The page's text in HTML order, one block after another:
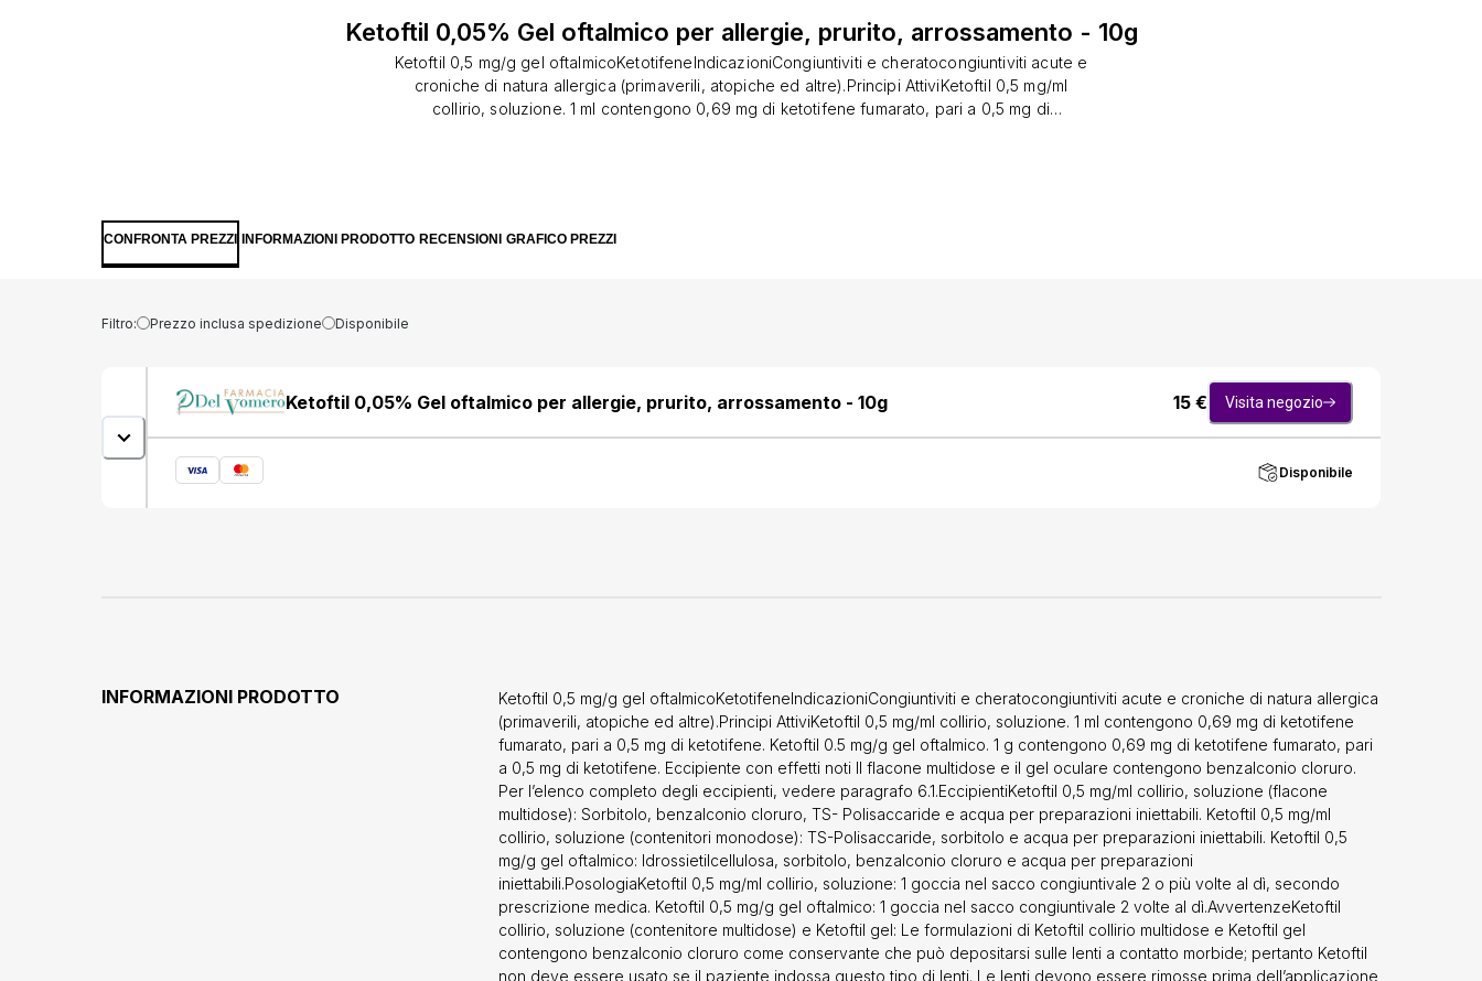
Ketoftil 0,05% Gel oftalmico per allergie, prurito, arrossamento - 10g
Ketoftil 0,5 mg/g gel oftalmicoKetotifeneIndicazioniCongiuntiviti e cheratocongiuntiviti acute e
croniche di natura allergica (primaverili, atopiche ed altre).Principi AttiviKetoftil 0,5 mg/ml
collirio, soluzione. 1 ml contengono 0,69 mg di ketotifene fumarato, pari a 0,5 mg di
soluzione (contenitori monodose): TS-Polisaccaride, sorbitolo e acqua per preparazioni
sacco congiuntivale 2 o più volte al dì, secondo prescrizione medica. Ketoftil 0,5 mg/g gel
morbide; pertanto Ketoftil non deve essere usato se il paziente indossa questo tipo di lenti.
Le lenti devono essere rimosse prima dell’applicazione ed è necessario attendere 15 minuti
reazioni avverse provenienti da studi clinici (tabella 1) sono elencate in base alla
classificazione MedDRA per sistemi e organi. All’interno di ogni classe per sistemi e organi, le
reazioni avverse sono riportate in ordine di frequenza, con le reazioni più frequenti per
prime. All’interno di ogni gruppo di frequenza, le reazioni avverse sono riportate in ordine
decrescente per gravità. In aggiunta, la corrispondente categoria di frequenza per ogni
reazione avversa è basata sulla seguente convenzione (CIOMS III): Molto comune (≥1/10);
comune (≥1/100, &lt;1/10); non comune (≥1/1.000, &lt;1/100), raro (≥ 1/10.000, &lt;1/1.000); molto
raro (&lt;1/10.000), non nota (la frequenza non può essere definita sulla base dei dati
disponibili). Reazioni avverse. Disturbi del sistema immunitario. Non comune:
ipersensibilità. Patologie del sistema nervoso. Non comune: mal di testa. Patologie
dell’occhio. Comune: irritazione oculare, dolore oculare, cheratite puntata, erosione puntata
dell’epitelio corneale; Non comune: visione offuscata, (durante l’instillazione), occhio secco,
CONFRONTA PREZZI INFORMAZIONI PRODOTTO RECENSIONI GRAFICO PREZZI
Filtro: Prezzo inclusa spedizione Disponibile
Ketoftil 0,05% Gel oftalmico per allergie, prurito, arrossamento - 10g 15 € Visita negozio
Disponibile
INFORMAZIONI PRODOTTO
Ketoftil 0,5 mg/g gel oftalmicoKetotifeneIndicazioniCongiuntiviti e cheratocongiuntiviti acute e croniche di natura allergica
(primaverili, atopiche ed altre).Principi AttiviKetoftil 0,5 mg/ml collirio, soluzione. 1 ml contengono 0,69 mg di ketotifene
fumarato, pari a 0,5 mg di ketotifene. Ketoftil 0.5 mg/g gel oftalmico. 1 g contengono 0,69 mg di ketotifene fumarato, pari
a 0,5 mg di ketotifene. Eccipiente con effetti noti Il flacone multidose e il gel oculare contengono benzalconio cloruro.
Per l’elenco completo degli eccipienti, vedere paragrafo 6.1.EccipientiKetoftil 0,5 mg/ml collirio, soluzione (flacone
multidose): Sorbitolo, benzalconio cloruro, TS- Polisaccaride e acqua per preparazioni iniettabili. Ketoftil 0,5 mg/ml
collirio, soluzione (contenitori monodose): TS-Polisaccaride, sorbitolo e acqua per preparazioni iniettabili. Ketoftil 0,5
mg/g gel oftalmico: Idrossietilcellulosa, sorbitolo, benzalconio cloruro e acqua per preparazioni
iniettabili.PosologiaKetoftil 0,5 mg/ml collirio, soluzione: 1 goccia nel sacco congiuntivale 2 o più volte al dì, secondo
prescrizione medica. Ketoftil 0,5 mg/g gel oftalmico: 1 goccia nel sacco congiuntivale 2 volte al dì.AvvertenzeKetoftil
collirio, soluzione (contenitore multidose) e Ketoftil gel: Le formulazioni di Ketoftil collirio multidose e Ketoftil gel
contengono benzalconio cloruro come conservante che può depositarsi sulle lenti a contatto morbide; pertanto Ketoftil
non deve essere usato se il paziente indossa questo tipo di lenti. Le lenti devono essere rimosse prima dell’applicazione